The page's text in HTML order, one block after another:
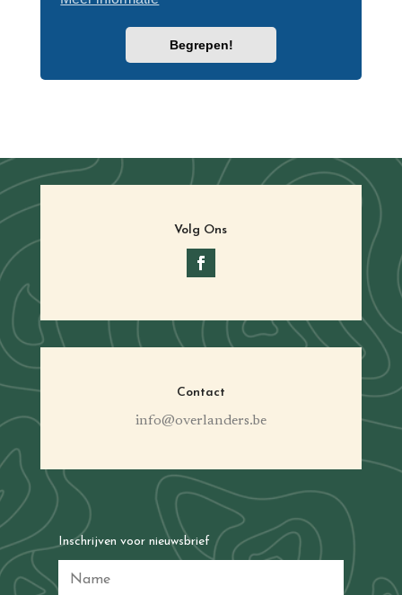
Volg Ons
Contact
info@overlanders.be
Inschrijven voor nieuwsbrief